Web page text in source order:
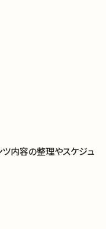
ツ内容の整理やスケジュ